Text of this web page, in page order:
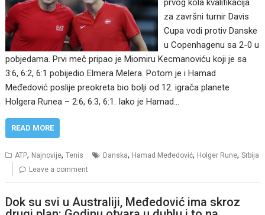
prvog kola kvalifikacija
za završni turnir Davis
Cupa vodi protiv Danske
u Copenhagenu sa 2-0 u
pobjedama. Prvi meč pripao je Miomiru Kecmanoviću koji je sa
3:6, 6:2, 6:1 pobijedio Elmera Melera. Potom je i Hamad
Međedović poslije preokreta bio bolji od 12. igrača planete
Holgera Runea – 2:6, 6:3, 6:1. Iako je Hamad…
READ MORE
ATP, Najnovije,Tenis Danska, Hamad Međedović, Holger Rune,Srbija
Leave a comment
Dok su svi u Australiji, Međedović ima skroz